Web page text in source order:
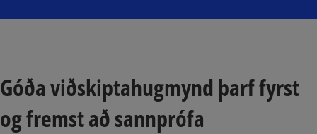
Góða viðskiptahugmynd þarf fyrst
og fremst að sannprófa